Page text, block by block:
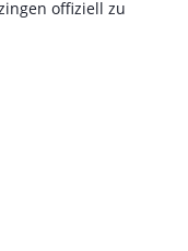
offiziell zu